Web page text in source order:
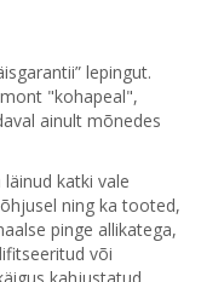
lepingut.
"kohapeal",
ainult mõnedes
katki vale
ning ka tooted,
pinge allikatega,
või